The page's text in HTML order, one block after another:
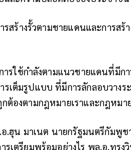
ารสร้างรั้วตามชายแดนและการ
การใช้กำลังตามแนวชายแดนที่มี
รเต็มรูปแบบ ที่มีการลักลอบวาง
กต้องตามกฎหมายเราและกฎหม
.ฮุน มาเนต นายกรัฐมนตรีกัมพู
รเตรียมพร้อมอย่างไร พล.อ.ทร